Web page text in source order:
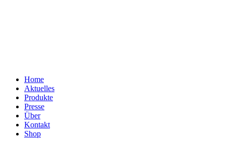
Home
Aktuelles
Produkte
Presse
Über
Kontakt
Shop